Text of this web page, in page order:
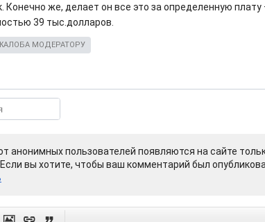
Конечно же, делает он все это за определенную
39 тыс.долларов.
МОДЕРАТОРУ
анонимных пользователей появляются на сайте
вы хотите, чтобы ваш комментарий был
  